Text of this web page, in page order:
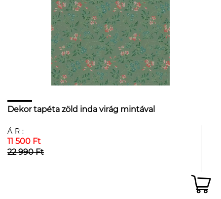
Dekor tapéta zöld inda virág mintával
ÁR:
11 500 Ft
22 990 Ft